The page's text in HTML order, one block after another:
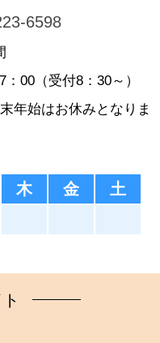
6598
00（受付8：30～）
年始はお休みとなりま
木 金
土